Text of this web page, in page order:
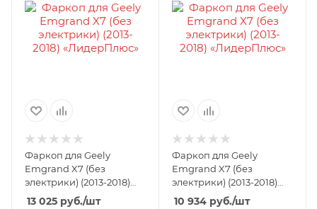
Фаркоп для Geely
Emgrand X7 (без
электрики) (2013-2018)
«ЛидерПлюс»
13 025 руб./шт
Фаркоп для Geely
Emgrand X7 (без
электрики) (2013-2018)
«ЛидерПлюс»
10 934 руб./шт